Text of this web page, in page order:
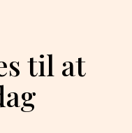
til at